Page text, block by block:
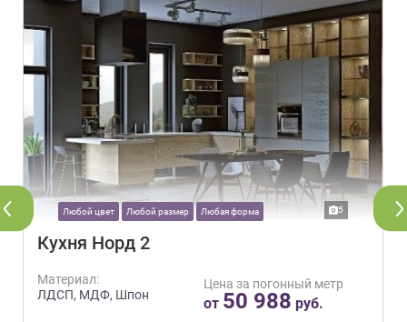
Любой цвет Любой размер Любая форма 5
Кухня Норд 2
Материал:
ЛДСП, МДФ, Шпон
Цена за погонный метр
от 50 988 руб.